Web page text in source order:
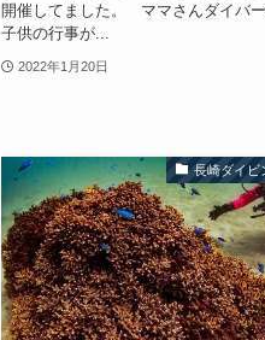
開催してました。 ママさんダイバー
子供の行事が...
2022年1月20日
長崎ダイビ